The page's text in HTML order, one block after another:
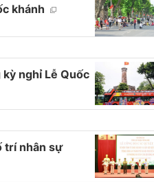
khánh
nghỉ Lễ Quốc
trí nhân sự